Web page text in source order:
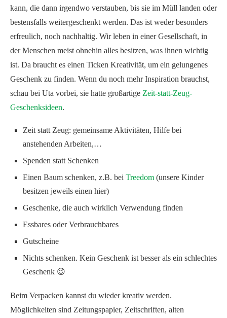
kann, die dann irgendwo verstauben, bis sie im Müll landen oder
bestensfalls weitergeschenkt werden. Das ist weder besonders
erfreulich, noch nachhaltig. Wir leben in einer Gesellschaft, in
der Menschen meist ohnehin alles besitzen, was ihnen wichtig
ist. Da braucht es einen Ticken Kreativität, um ein gelungenes
Geschenk zu finden. Wenn du noch mehr Inspiration brauchst,
schau bei Uta vorbei, sie hatte großartige Zeit-statt-Zeug-
Geschenksideen.
Zeit statt Zeug: gemeinsame Aktivitäten, Hilfe bei
anstehenden Arbeiten,…
Spenden statt Schenken
Einen Baum schenken, z.B. bei Treedom (unsere Kinder
besitzen jeweils einen hier)
Geschenke, die auch wirklich Verwendung finden
Essbares oder Verbrauchbares
Gutscheine
Nichts schenken. Kein Geschenk ist besser als ein schlechtes
Geschenk 😉
Beim Verpacken kannst du wieder kreativ werden.
Möglichkeiten sind Zeitungspapier, Zeitschriften, alten